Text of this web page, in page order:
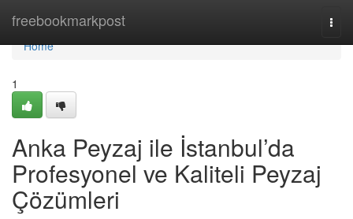
freebookmarkpost
Home
Home
1
Anka Peyzaj ile İstanbul’da
Profesyonel ve Kaliteli Peyzaj
Çözümleri